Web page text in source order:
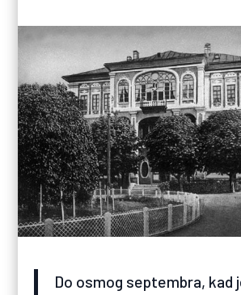
Do osmog septembra, kad